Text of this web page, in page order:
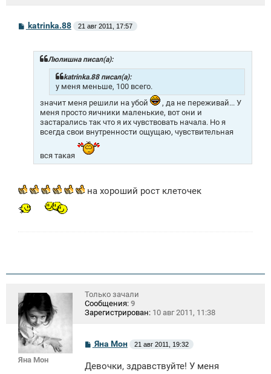
Сkatrinka.88 21 авг 2011, 17:57
Люлишна писал(а):
katrinka.88 писал(а):
у меня меньше, 100 всего.
значит меня решили на убой
, да не переживай... У
меня просто яичники маленькие, вот они и
застарались так что я их чувствовать начала. Но я
всегда свои внутренности ощущаю, чувствительная
вся такая
на хороший рост клеточек
Яна Мон
Только зачали
Сообщения: 9
Зарегистрирован: 10 авг 2011, 11:38
С
б
Яна Мон 21 авг 2011, 19:32
Девочки, здравствуйте! У меня